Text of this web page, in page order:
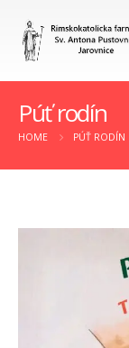
Púť rodín
HOME PÚŤ RODÍN